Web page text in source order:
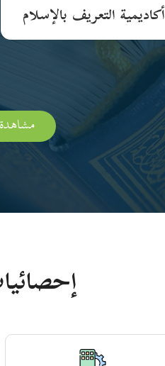
أكاديمية التعريف بالإسلام